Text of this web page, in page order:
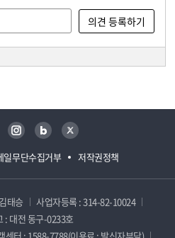
일무단수집거부 저작권정책
인스타그램 블로그 트위터
태승
사업자등록 : 314-82-10024
: 대전 동구-0233호